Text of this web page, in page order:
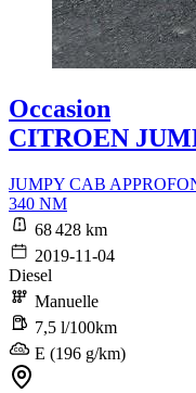
Occasion
CITROEN
JUMPY CAB
340 NM
68 428 km
2019-11-04
Diesel
Manuelle
7,5 l/100km
E (196 g/km)